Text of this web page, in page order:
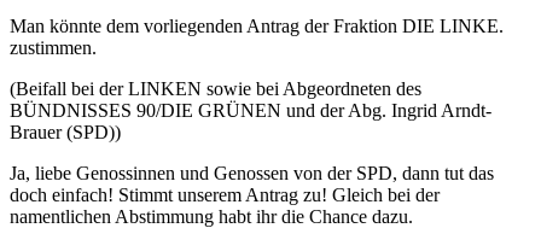
Man könnte dem vorliegenden Antrag der Fraktion DIE LINKE.
zustimmen.
(Beifall bei der LINKEN sowie bei Abgeordneten des
BÜNDNISSES 90/DIE GRÜNEN und der Abg. Ingrid Arndt-
Brauer (SPD))
Ja, liebe Genossinnen und Genossen von der SPD, dann tut das
doch einfach! Stimmt unserem Antrag zu! Gleich bei der
namentlichen Abstimmung habt ihr die Chance dazu.